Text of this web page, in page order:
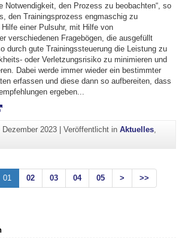
Notwendigkeit, den Prozess zu beobachten“, so
den Trainingsprozess engmaschig zu
einer Pulsuhr, mit Hilfe von
verschiedenen Fragebögen, die ausgefüllt
durch gute Trainingssteuerung die Leistung zu
oder Verletzungsrisiko zu minimieren und
Dabei werde immer wieder ein bestimmter
erfassen und diese dann so aufbereiten, dass
ergeben...
Dezember 2023| Veröffentlicht in Aktuelles,
01 02 03 04 05 > >>